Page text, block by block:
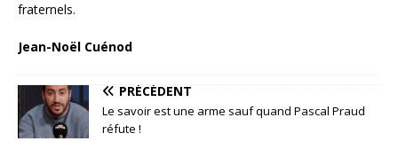
fraternels.
Jean-Noël Cuénod
PRÉCÉDENT
Le savoir est une arme sauf quand Pascal Praud
réfute !